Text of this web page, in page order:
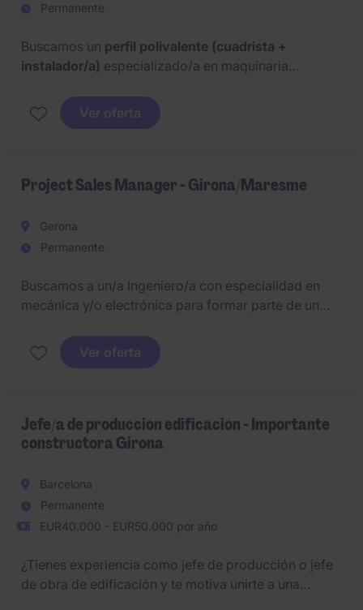
Permanente
Buscamos un perfil polivalente (cuadrista +
instalador/a) especializado/a en maquinaria
sector de automatismos y procesos industriales en
Girona.
Ver oferta
Project Sales Manager - Girona/Maresme
Gerona
Permanente
Buscamos a un/a Ingeniero/a con especialidad en
mecánica y/o electrónica para formar parte de un
técnica y departamento comercial.
Ver oferta
Jefe/a de producción edificación - Importante
constructora Girona
Barcelona
Permanente
EUR40.000 - EUR50.000 por año
¿Tienes experiencia como jefe de producción o jefe
de obra de edificación y te motiva unirte a una